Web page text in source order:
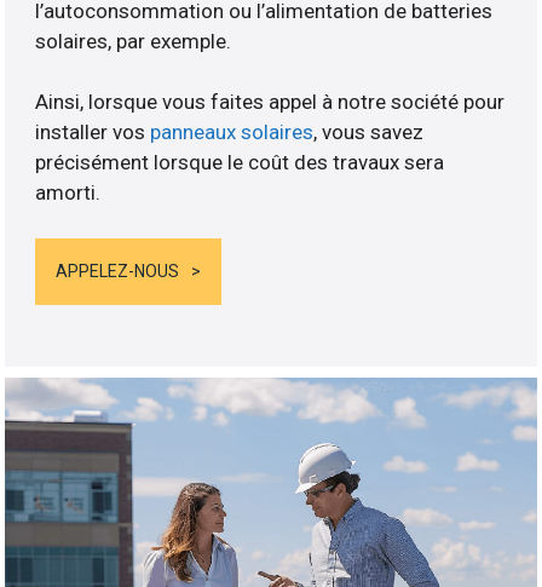
l’autoconsommation ou l’alimentation de batteries
solaires, par exemple.
Ainsi, lorsque vous faites appel à notre société pour
installer vos panneaux solaires, vous savez
précisément lorsque le coût des travaux sera
amorti.
APPELEZ-NOUS